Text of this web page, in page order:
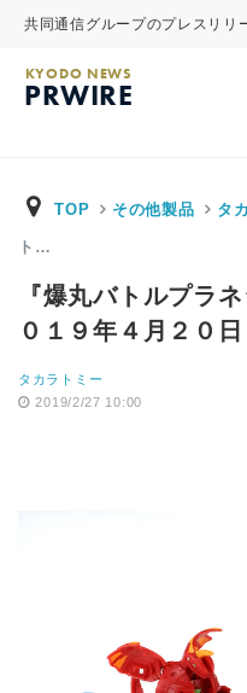
共同通信グループのプレスリリ
KYODO NEWS
PRWIRE
TOP その他製品 タ
ト…
『爆丸バトルプラ
０１９年４月２０
タカラトミー
2019/2/27 10:00